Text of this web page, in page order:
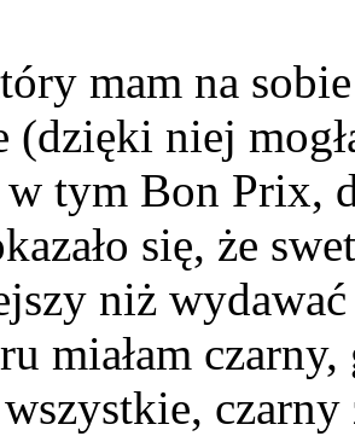
mam na
(dzięki niej
tym Bon Prix,
się, że
niż
miałam